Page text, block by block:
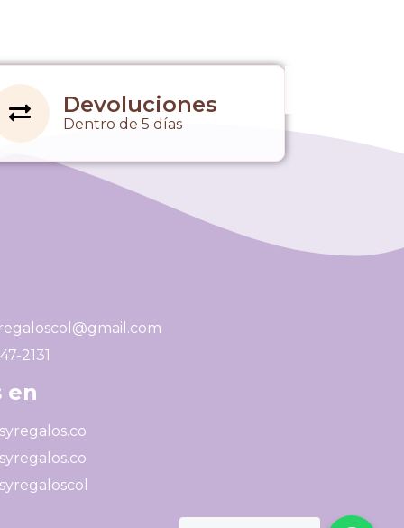
Devoluciones
Dentro de 5 días
2131
en